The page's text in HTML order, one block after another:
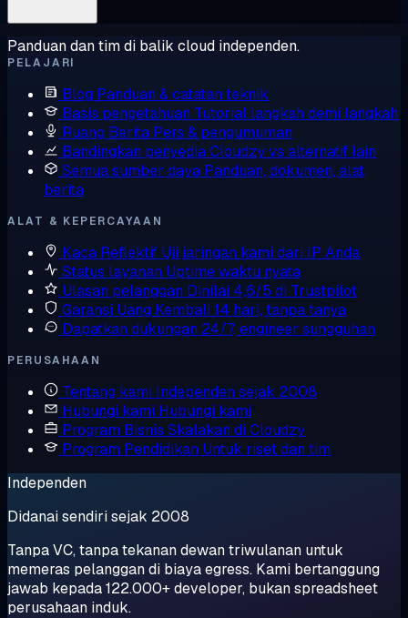
Panduan dan tim di balik cloud independen.
PELAJARI
Blog Panduan & catatan teknik
Basis pengetahuan Tutorial langkah demi langkah
Ruang Berita Pers & pengumuman
Bandingkan penyediaCloudzy vs alternatif lain
Semua sumber daya Panduan, dokumen, alat,
berita
ALAT & KEPERCAYAAN
Kaca Reflektif Uji jaringan kami dari IP Anda
Status layanan Uptime waktu nyata
Ulasan pelanggan Dinilai 4,6/5 di Trustpilot
Garansi Uang Kembali 14 hari, tanpa tanya
Dapatkan dukungan 24/7, engineer sungguhan
PERUSAHAAN
Tentang kami Independen sejak 2008
Hubungi kami Hubungi kami
Program Bisnis Skalakan di Cloudzy
Program Pendidikan Untuk riset dan tim
Independen
Didanai sendiri sejak 2008
Tanpa VC, tanpa tekanan dewan triwulanan untuk
memeras pelanggan di biaya egress. Kami bertanggung
jawab kepada 122.000+ developer, bukan spreadsheet
perusahaan induk.